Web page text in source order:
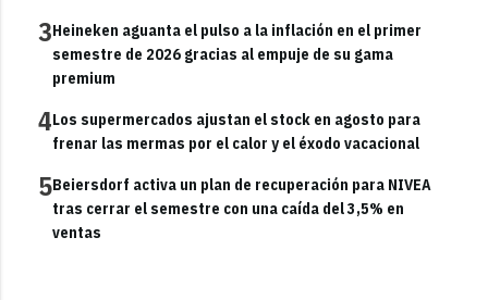
3Heineken aguanta el pulso a la inflación en el primer
semestre de 2026 gracias al empuje de su gama
premium
4Los supermercados ajustan el stock en agosto para
frenar las mermas por el calor y el éxodo vacacional
5Beiersdorf activa un plan de recuperación para NIVEA
tras cerrar el semestre con una caída del 3,5% en
ventas